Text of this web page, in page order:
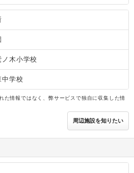
木小学校
中学校
た情報ではなく、弊サービスで独自に収集した情
周辺施設を知りたい